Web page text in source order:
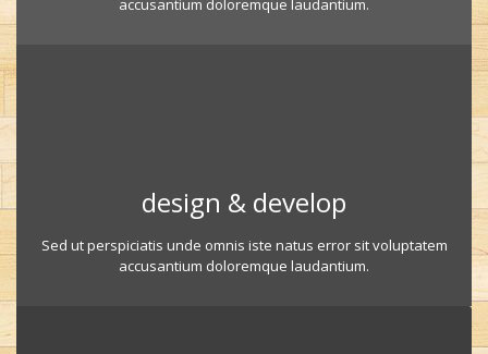
accusantium doloremque laudantium.
design & develop
Sed ut perspiciatis unde omnis iste natus error sit voluptatem
accusantium doloremque laudantium.